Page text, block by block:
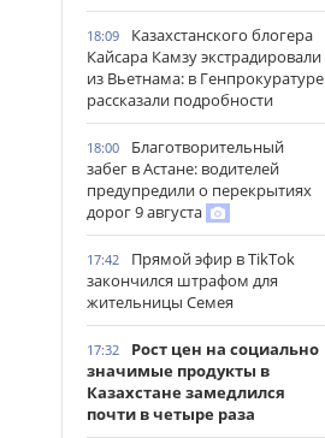
18:09
Казахстанского блогера
Кайсара Камзу экстрадировали
из Вьетнама: в Генпрокуратуре
рассказали подробности
18:00
Благотворительный
забег в Астане: водителей
предупредили о перекрытиях
дорог 9 августа
17:42
Прямой эфир в TikTok
закончился штрафом для
жительницы Семея
17:32
Рост цен на социально
значимые продукты в
Казахстане замедлился
почти в четыре раза